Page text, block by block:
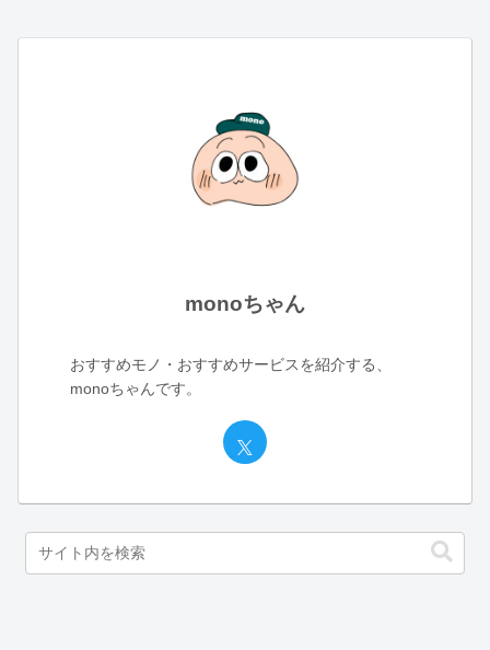
monoちゃん
おすすめモノ・おすすめサービスを紹介する、
monoちゃんです。